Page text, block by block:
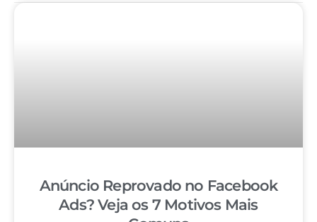
Anúncio Reprovado no Facebook
Ads? Veja os 7 Motivos Mais